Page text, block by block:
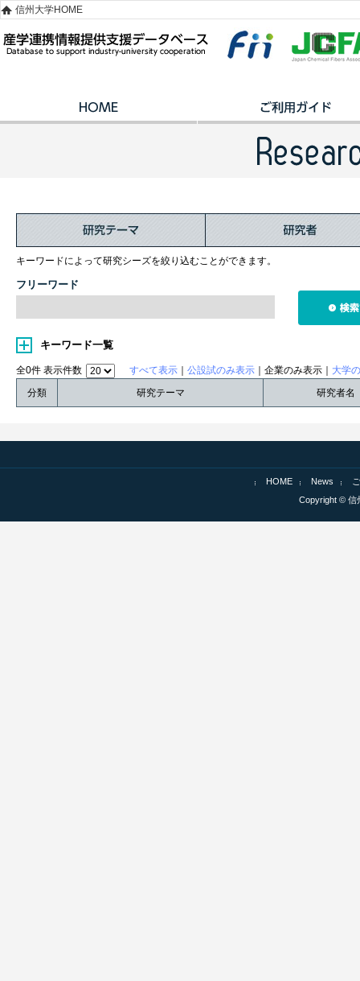
信州大学HOME
キーワードによって研究シーズを絞り込むことができます。
フリーワード
キーワード一覧
全0件 表示件数 すべて表示 公設試のみ表示 ｜企業のみ表示｜ 大学
分類
研究テーマ 研究者名
HOME News
Copyright © 信